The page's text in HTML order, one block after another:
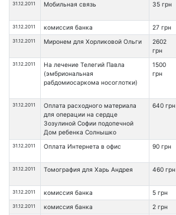
31.12.2011 Мобильная связь 35 грн
31.12.2011 комиссия банка 27 грн
31.12.2011 Миронем для Хорликовой Ольги
2602
грн
31.12.2011
На лечение Телегий Павла
(эмбриональная
рабдомиосаркома носоглотки)
1500
грн
31.12.2011
Оплата расходного материала
для операции на сердце
Зозулиной Софии подопечной
Дом ребенка Солнышко
640 грн
31.12.2011 Оплата Интернета в офис 90 грн
31.12.2011 Томография для Харь Андрея 460 грн
31.12.2011 комиссия банка 5 грн
31.12.2011 комиссия банка 2 грн